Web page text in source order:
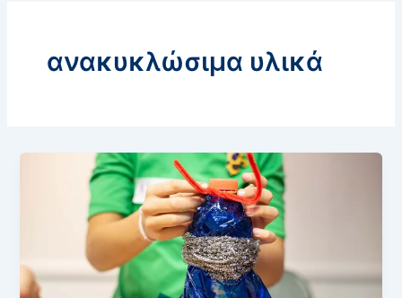
ανακυκλώσιμα υλικά